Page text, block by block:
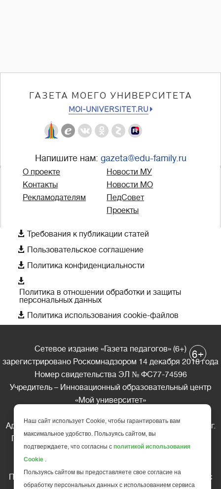
ГАЗЕТА МОЕГО УНИВЕРСИТЕТА
MOI-UNIVERSITET.RU
Напишите нам: gazeta@edu-family.ru
О проекте
Контакты
Рекламодателям
Новости МУ
Новости МО
ПедСовет
Проекты
 Требования к публикации статей
 Пользовательское соглашение
 Политика конфиденциальности

Политика в отношении обработки и защиты
персональных данных
 Политика использования cookie-файлов
Сетевое издание «Газета педагогов» (6+)
зарегистрировано Роскомнадзором 14 декабря 2018 года
Номер свидетельства ЭЛ № ФС77-74596
Учредитель – Инновационный образовательный центр
«Мой университет»
Адрес редакции: 185035 Россия, Республика Карелия, г.
Петрозаводск, ул. Фридриха Энгельса д.10, офис 211
Телефон редакции: +7 (499) 685-10-45
Перепечатка материалов газеты допускается только c
6+
Наш сайт использует Cookie, чтобы гарантировать вам
максимальное удобство. Пользуясь сайтом, вы
подтверждаете, что согласны с политикой использования
Cookie .
Пользуясь сайтом вы предоставляете свое согласие на
обработку персональных данных с использованием сервиса